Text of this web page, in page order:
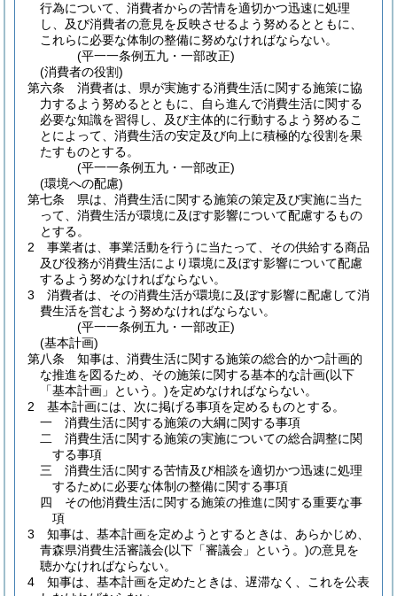
行為について、消費者からの苦情を適切かつ迅速に処理
し、及び消費者の意見を反映させるよう努めるとともに、
これらに必要な体制の整備に努めなければならない。
(平一一条例五九・一部改正)
(消費者の役割)
第六条
消費者は、県が実施する消費生活に関する施策に協
力するよう努めるとともに、自ら進んで消費生活に関する
必要な知識を習得し、及び主体的に行動するよう努めるこ
とによって、消費生活の安定及び向上に積極的な役割を果
たすものとする。
(平一一条例五九・一部改正)
(環境への配慮)
第七条
県は、消費生活に関する施策の策定及び実施に当た
って、消費生活が環境に及ぼす影響について配慮するもの
とする。
2
事業者は、事業活動を行うに当たって、その供給する商品
及び役務が消費生活により環境に及ぼす影響について配慮
するよう努めなければならない。
3
消費者は、その消費生活が環境に及ぼす影響に配慮して消
費生活を営むよう努めなければならない。
(平一一条例五九・一部改正)
(基本計画)
第八条
知事は、消費生活に関する施策の総合的かつ計画的
な推進を図るため、その施策に関する基本的な計画(以下
「基本計画」という。)を定めなければならない。
2
基本計画には、次に掲げる事項を定めるものとする。
一
消費生活に関する施策の大綱に関する事項
二
消費生活に関する施策の実施についての総合調整に関
する事項
三
消費生活に関する苦情及び相談を適切かつ迅速に処理
するために必要な体制の整備に関する事項
四
その他消費生活に関する施策の推進に関する重要な事
項
3
知事は、基本計画を定めようとするときは、あらかじめ、
青森県消費生活審議会(以下「審議会」という。)の意見を
聴かなければならない。
4
知事は、基本計画を定めたときは、遅滞なく、これを公表